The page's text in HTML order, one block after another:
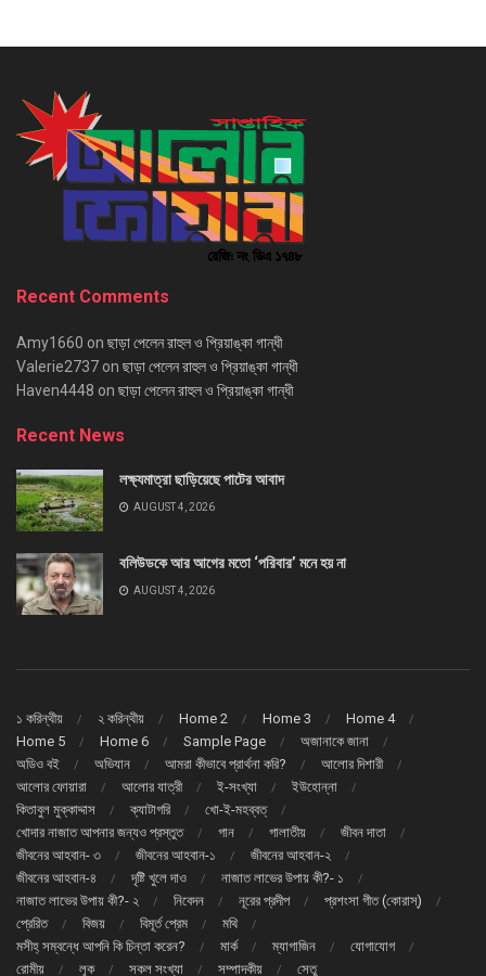
Recent Comments
Amy1660 on ছাড়া পেলেন রাহুল ও প্রিয়াঙ্কা গান্ধী
Valerie2737 on ছাড়া পেলেন রাহুল ও প্রিয়াঙ্কা গান্ধী
Haven4448 on ছাড়া পেলেন রাহুল ও প্রিয়াঙ্কা গান্ধী
Recent News
লক্ষ্যমাত্রা ছাড়িয়েছে পাটের আবাদ
AUGUST 4, 2026
বলিউডকে আর আগের মতো ‘পরিবার’ মনে হয় না
AUGUST 4, 2026
১ করিন্থীয় ২ করিন্থীয় Home 2 Home 3
Home 4
Home 5
Home 6 Sample Page
অজানাকে জানা
অডিও বই
অভিযান আমরা কীভাবে প্রার্থনা করি?
আলোর দিশারী
আলোর ফোয়ারা
আলোর যাত্রী ই-সংখ্যা
ইউহোন্না
কিতাবুল মুক্কাদ্দাস
ক্যাটাগরি
খো-ই-মহব্বত্
খোদার নাজাত আপনার জন্যও প্রস্তুত
গান গালাতীয়
জীবন দাতা
জীবনের আহবান- ৩
জীবনের আহবান-১
জীবনের আহবান-২
জীবনের আহবান-৪
দৃষ্টি খুলে দাও
নাজাত লাভের উপায় কী?- ১
নাজাত লাভের উপায় কী?- ২
নিবেদন নূরের প্রদীপ
প্রশংসা গীত (কোরাস্)
প্রেরিত
বিজয় বিমূর্ত প্রেম
মথি
মসীহ্ সম্বন্ধে আপনি কি চিন্তা করেন?
মার্ক ম্যাগাজিন
যোগাযোগ
রোমীয়
লূক সকল সংখ্যা সম্পাদকীয় সেতু